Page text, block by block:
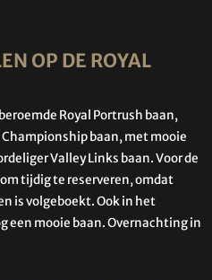
OP DE ROYAL
Royal Portrush baan,
baan, met mooie
Valley Links baan. Voor de
tijdig te reserveren, omdat
is volgeboekt. Ook in het
een mooie baan. Overnachting in